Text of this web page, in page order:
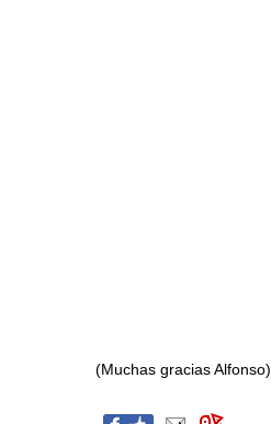
(Muchas gracias Alfonso)